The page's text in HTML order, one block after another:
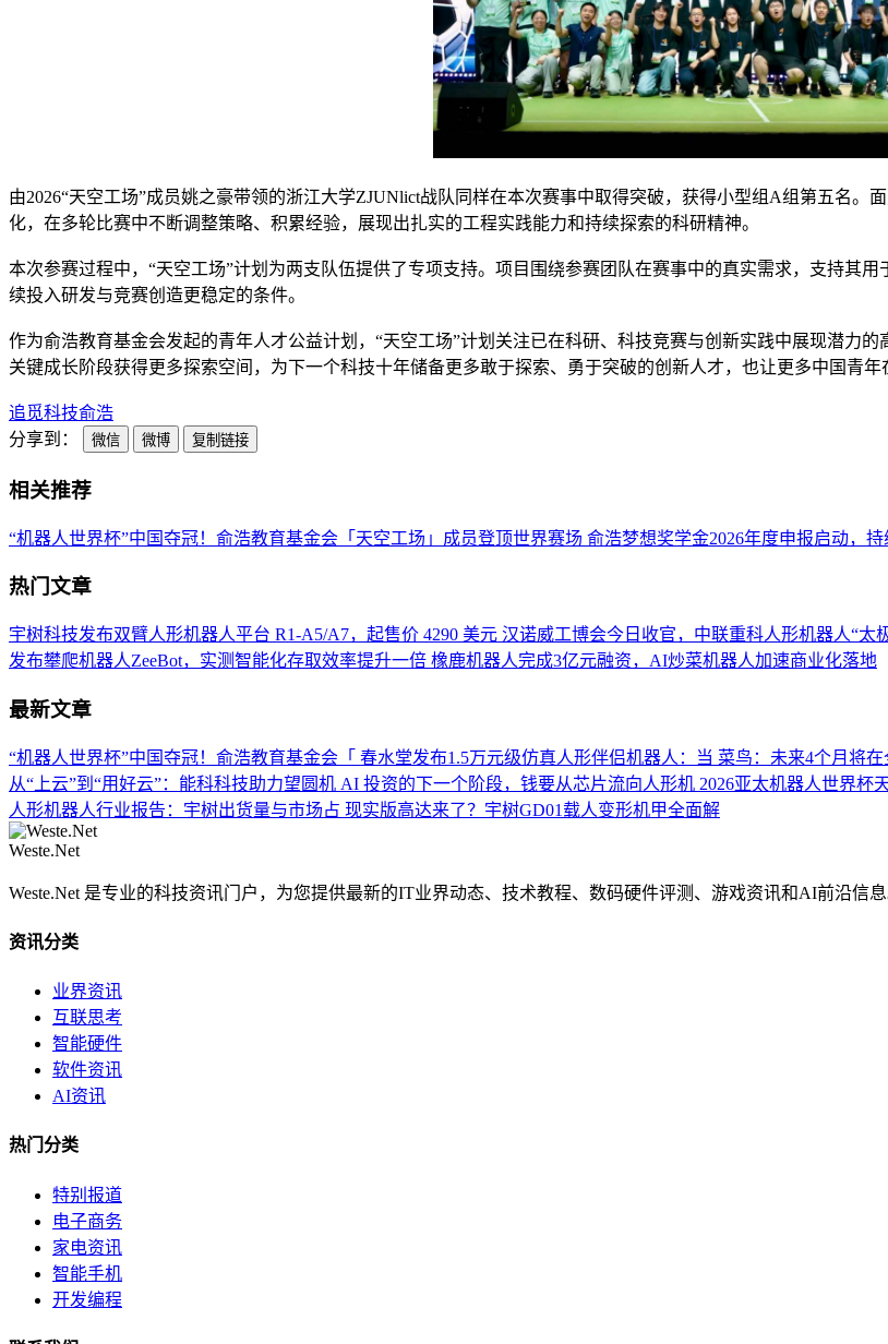
由2026“天空工场”成员姚之豪带领的浙江大学ZJUNlict战队同样在本次赛事中取得突破，获得小型组A组第五名
化，在多轮比赛中不断调整策略、积累经验，展现出扎实的工程实践能力和持续探索的科研精神。
本次参赛过程中，“天空工场”计划为两支队伍提供了专项支持。项目围绕参赛团队在赛事中的真实需求，支持其
续投入研发与竞赛创造更稳定的条件。
作为俞浩教育基金会发起的青年人才公益计划，“天空工场”计划关注已在科研、科技竞赛与创新实践中展现潜力
关键成长阶段获得更多探索空间，为下一个科技十年储备更多敢于探索、勇于突破的创新人才，也让更多中国青年
追觅科技俞浩
分享到：
微信 微博 复制链接
相关推荐
“机器人世界杯”中国夺冠！俞浩教育基金会「天空工场」成员登顶世界赛场 俞浩梦想奖学金2026年度申报启动，
热门文章
宇树科技发布双臂人形机器人平台 R1-A5/A7，起售价 4290 美元 汉诺威工博会今日收官，中联重科人形机器人“太
发布攀爬机器人ZeeBot，实测智能化存取效率提升一倍 橡鹿机器人完成3亿元融资，AI炒菜机器人加速商业化落地
最新文章
“机器人世界杯”中国夺冠！俞浩教育基金会「 春水堂发布1.5万元级仿真人形伴侣机器人：当 菜鸟：未来4个月将
从“上云”到“用好云”：能科科技助力望圆机 AI 投资的下一个阶段，钱要从芯片流向人形机 2026亚太机器人世界杯
人形机器人行业报告：宇树出货量与市场占 现实版高达来了？宇树GD01载人变形机甲全面解
Weste.Net
Weste.Net 是专业的科技资讯门户，为您提供最新的IT业界动态、技术教程、数码硬件评测、游戏资讯和AI前沿信息
资讯分类
业界资讯
互联思考
智能硬件
软件资讯
AI资讯
热门分类
特别报道
电子商务
家电资讯
智能手机
开发编程